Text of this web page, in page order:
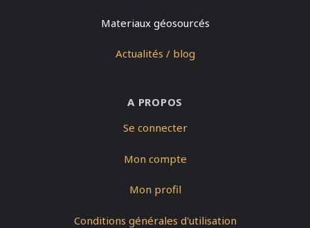
Materiaux géosourcés
Actualités / blog
A PROPOS
Se connecter
Mon compte
Mon profil
Conditions générales d'utilisation